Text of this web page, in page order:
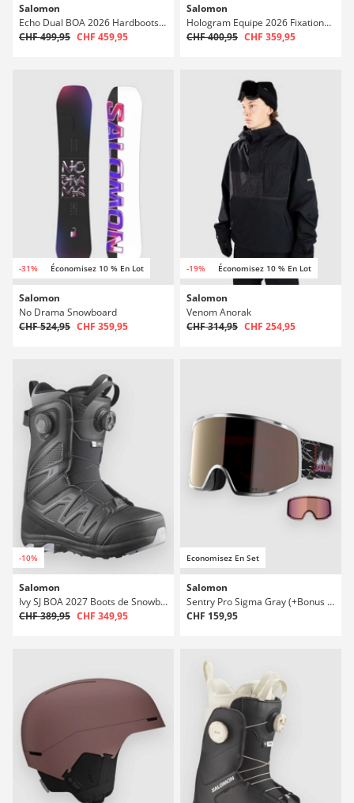
Salomon
Echo Dual BOA 2026 Hardboots snowboard
CHF 499,95 CHF 459,95
Salomon
Hologram Equipe 2026 Fixations de snowboard
CHF 400,95 CHF 359,95
-31% Économisez 10 % En Lot
Salomon
No Drama Snowboard
CHF 524,95 CHF 359,95
-19% Économisez 10 % En Lot
Salomon
Venom Anorak
CHF 314,95 CHF 254,95
-10%
Salomon
Ivy SJ BOA 2027 Boots de Snowboard
CHF 389,95 CHF 349,95
Economisez En Set
Salomon
Sentry Pro Sigma Gray (+Bonus Lens) Masque
CHF 159,95